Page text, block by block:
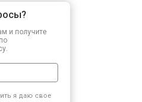
и получите
я даю свое